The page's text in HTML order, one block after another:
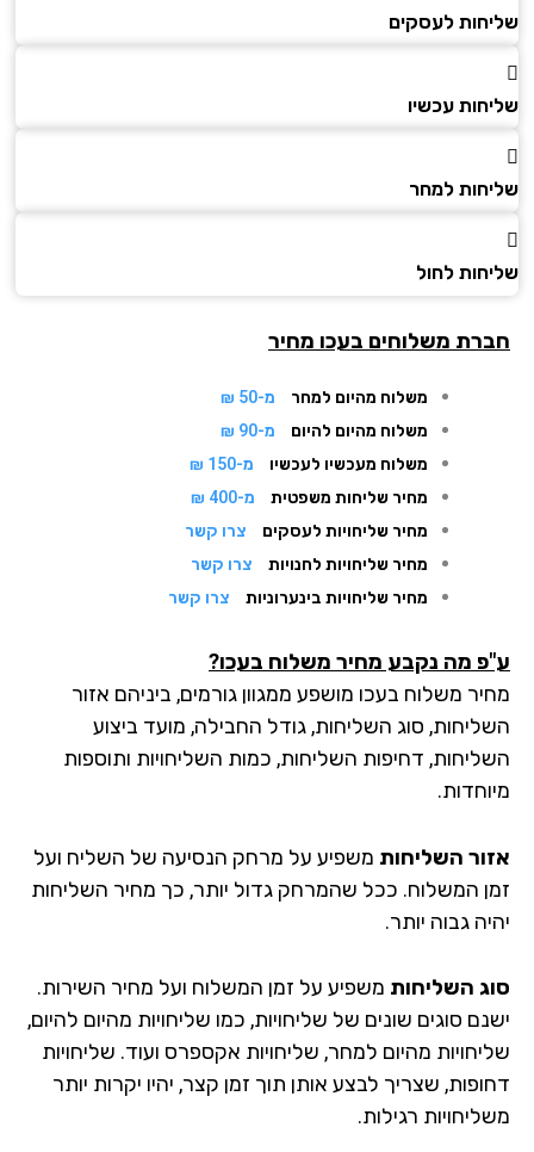
לעסקים
עכשיו
למחר
לחול
משלוחים בעכו מחיר
משלוח מהיום למחר
מ-50 ₪
משלוח מהיום להיום
מ-90 ₪
משלוח מעכשיו לעכשיו
מ-150 ₪
מחיר שליחות משפטית
מ-400 ₪
מחיר שליחויות לעסקים
צרו קשר
מחיר שליחויות לחנויות
צרו קשר
מחיר שליחויות בינערוניות
צרו קשר
מה נקבע מחיר משלוח בעכו?
משלוח בעכו מושפע ממגוון גורמים, ביניהם אזור
סוג השליחות, גודל החבילה, מועד ביצוע
דחיפות השליחות, כמות השליחויות ותוספות
השליחותמשפיע על מרחק הנסיעה של השליח ועל
המשלוח. ככל שהמרחק גדול יותר, כך מחיר השליחות
גבוה יותר.
השליחותמשפיע על זמן המשלוח ועל מחיר השירות.
סוגים שונים של שליחויות, כמו שליחויות מהיום להיום,
מהיום למחר, שליחויות אקספרס ועוד. שליחויות
שצריך לבצע אותן תוך זמן קצר, יהיו יקרות יותר
רגילות.